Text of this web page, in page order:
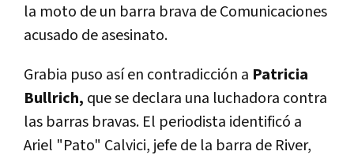
la moto de un barra brava de Comunicaciones
acusado de asesinato.
Grabia puso así en contradicción a Patricia
Bullrich, que se declara una luchadora contra
las barras bravas. El periodista identificó a
Ariel "Pato" Calvici, jefe de la barra de River,